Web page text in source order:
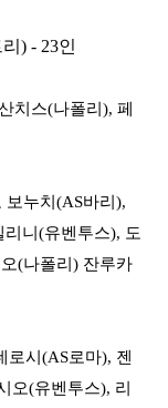
) - 23인
치스(나폴리 ), 페
누치 (AS바리 ),
니 (유벤투스), 도
(나폴리 ) 잔루카
로시 (AS로마), 젠
오(유벤투스), 리